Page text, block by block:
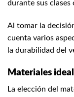
durante sus clases
Al tomar la
cuenta varios
la durabilidad del
Materiales
La elección del